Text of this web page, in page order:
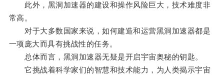
此外，黑洞加速器的建设和操作风险巨大，技术难度非
常高。
对于大多数国家来说，如何建造和运营黑洞加速器都是
一项庞大而具有挑战性的任务。
总体而言，黑洞加速器无疑是开启宇宙奥秘的钥匙。
它挑战着科学家们的智慧和技术能力，为人类揭示宇宙